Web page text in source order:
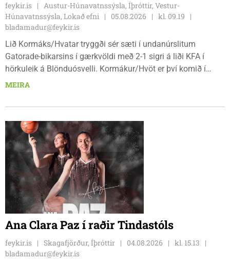
feykir.is
Austur-Húnavatnssýsla, Íþróttir, Vestur-
Húnavatnssýsla, Lokað efni
05.08.2026
kl. 09.19
bladamadur@feykir.is
Lið Kormáks/Hvatar tryggði sér sæti í undanúrslitum
Gatorade-bikarsins í gærkvöldi með 2-1 sigri á liði KFA í
hörkuleik á Blönduósvelli. Kormákur/Hvöt er því komið í
undanúrslitin annað árið í röð, en ásamt þeim verða
verður.
MEIRA
Ana Clara Paz í raðir Tindastóls
feykir.is Skagafjörður, Íþróttir 04.08.2026
kl. 15.13
bladamadur@feykir.is